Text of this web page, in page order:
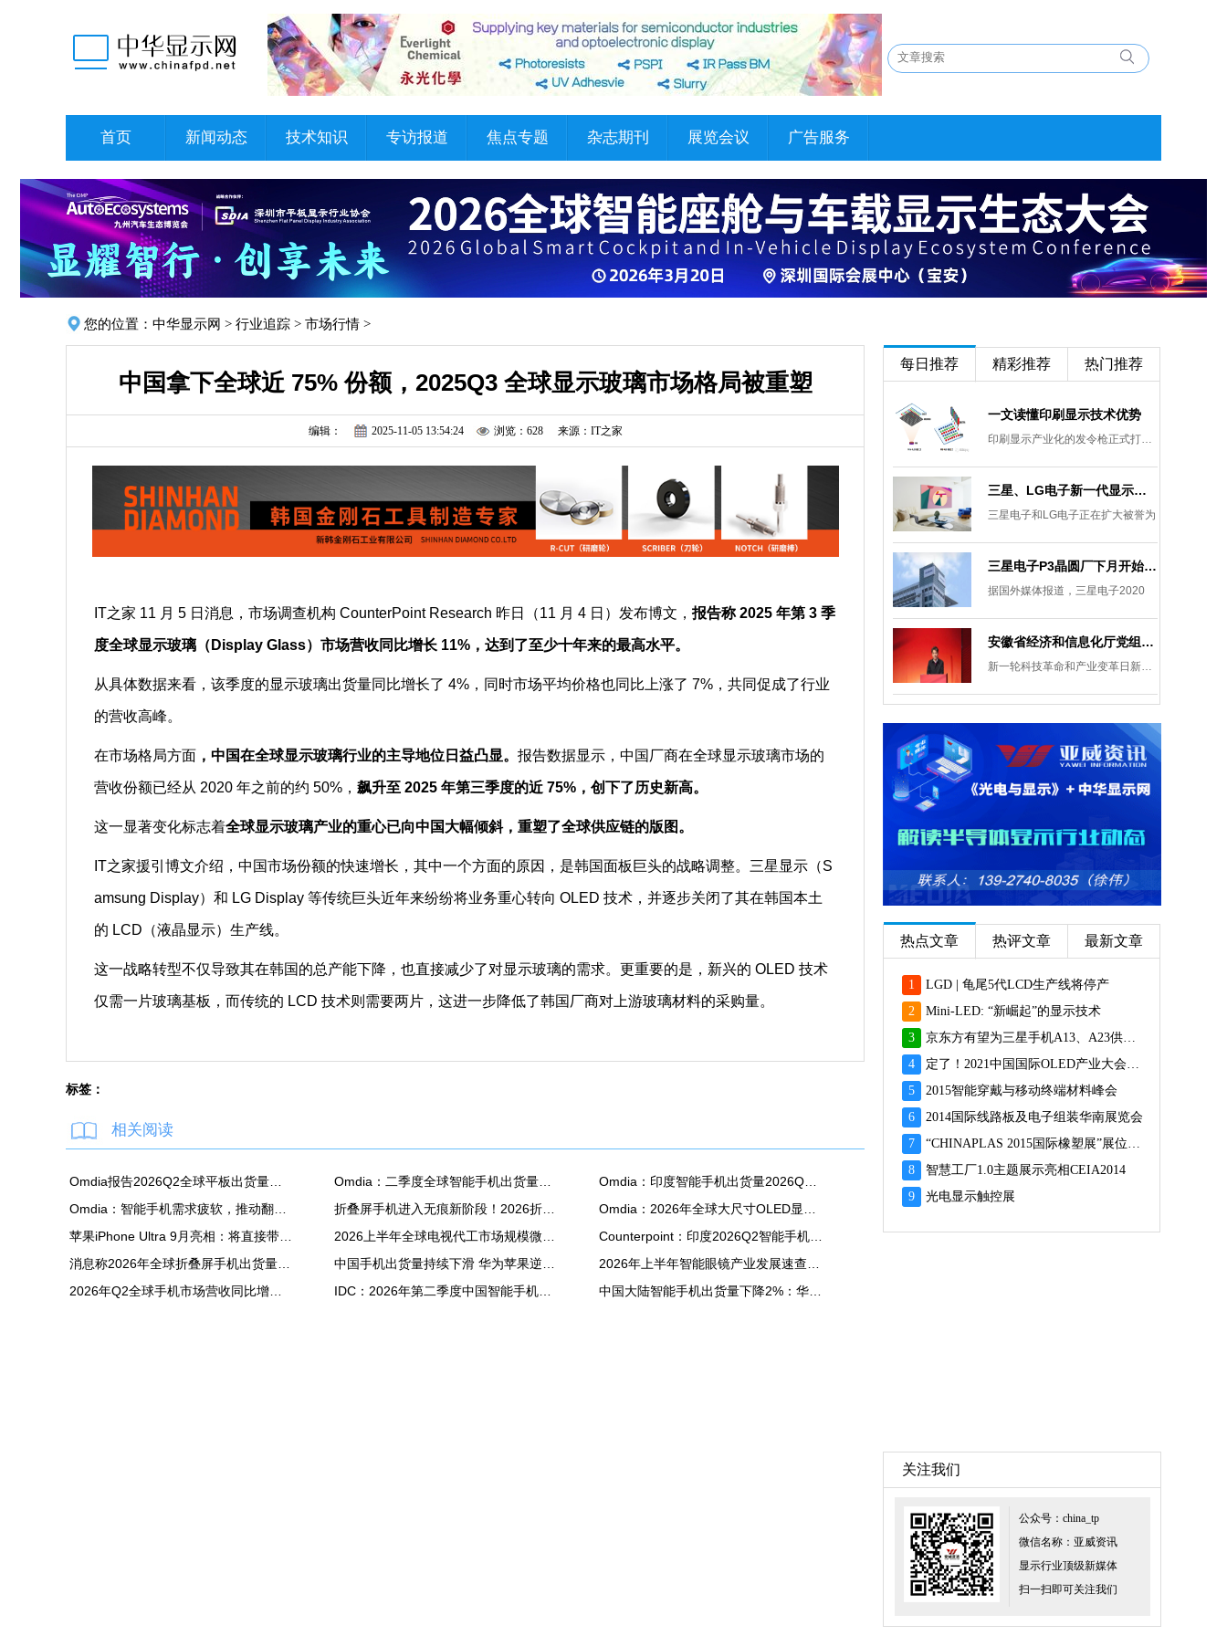
首页 新闻动态 技术知识 专访报道 焦点专题 杂志期刊 展览会议 广告服务
您的位置： 中华显示网 > 行业追踪 > 市场行情 >
中国拿下全球近 75% 份额，2025Q3 全球显示玻璃市场格局被重塑
编辑： 2025-11-05 13:54:24 浏览：628 来源：IT之家
IT之家 11 月 5 日消息，市场调查机构 CounterPoint Research 昨日（11 月 4 日）发布博文， 报告称 2025 年第 3 季
度全球显示玻璃（Display Glass）市场营收同比增长 11%，达到了至少十年来的最高水平。
从具体数据来看，该季度的显示玻璃出货量同比增长了 4%，同时市场平均价格也同比上涨了 7%，共同促成了行业
的营收高峰。
在市场格局方面 ，中国在全球显示玻璃行业的主导地位日益凸显。 报告数据显示，中国厂商在全球显示玻璃市场的
营收份额已经从 2020 年之前的约 50%， 飙升至 2025 年第三季度的近 75%，创下了历史新高。
这一显著变化标志着全球显示玻璃产业的重心已向中国大幅倾斜，重塑了全球供应链的版图。
IT之家援引博文介绍，中国市场份额的快速增长，其中一个方面的原因，是韩国面板巨头的战略调整。三星显示（S
amsung Display）和 LG Display 等传统巨头近年来纷纷将业务重心转向 OLED 技术，并逐步关闭了其在韩国本土
的 LCD（液晶显示）生产线。
这一战略转型不仅导致其在韩国的总产能下降，也直接减少了对显示玻璃的需求。更重要的是，新兴的 OLED 技术
仅需一片玻璃基板，而传统的 LCD 技术则需要两片，这进一步降低了韩国厂商对上游玻璃材料的采购量。
标签：
相关阅读
每日推荐 精彩推荐 热门推荐
一文读懂印刷显示技术优势
印刷显示产业化的发令枪正式打响。
三星、LG电子新一代显示发展目标：集中扩大Micro LED 应用产品线
三星电子和LG电子正在扩大被誉为
三星电子P3晶圆厂下月开始安装设备，计划下半年建成
据国外媒体报道，三星电子2020
安徽省经济和信息化厅党组成员、副厅长柯文斌：掌握显示技术发展主动权 打造新型显示产业制造集群
新一轮科技革命和产业变革日新月异
热点文章 热评文章 最新文章
1
LGD | 龟尾5代LCD生产线将停产
2
Mini-LED: “新崛起”的显示技术
3
京东方有望为三星手机A13、A23供应面板
4
定了！2021中国国际OLED产业大会12月重磅启幕
5
2015智能穿戴与移动终端材料峰会
6
2014国际线路板及电子组装华南展览会
7
“CHINAPLAS 2015国际橡塑展”展位预订火爆 彰显橡塑业乐观前景
8
智慧工厂1.0主题展示亮相CEIA2014
9
光电显示触控展
关注我们
公众号：china_tp
微信名称：亚威资讯
显示行业顶级新媒体
扫一扫即可关注我们